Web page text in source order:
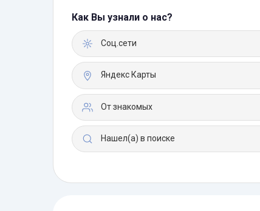
Как Вы узнали о нас?
Соц.сети
Яндекс Карты
От знакомых
Нашел(а) в поиске